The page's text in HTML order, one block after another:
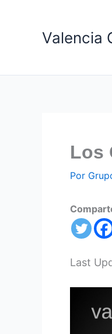
contenidoValencia
Los
Por
Last